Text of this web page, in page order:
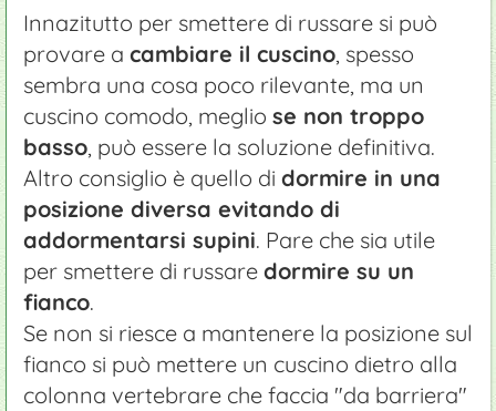
Innazitutto per smettere di russare si può
provare a cambiare il cuscino, spesso
sembra una cosa poco rilevante, ma un
cuscino comodo, meglio se non troppo
basso, può essere la soluzione definitiva.
Altro consiglio è quello di dormire in una
posizione diversa evitando di
addormentarsi supini. Pare che sia utile
per smettere di russare dormire su un
fianco.
Se non si riesce a mantenere la posizione sul
fianco si può mettere un cuscino dietro alla
colonna vertebrare che faccia "da barriera"